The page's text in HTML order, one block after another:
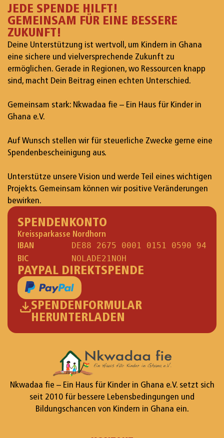
JEDE SPENDE HILFT!
GEMEINSAM FÜR EINE BESSERE
ZUKUNFT!
Deine Unterstützung ist wertvoll, um Kindern in Ghana
eine sichere und vielversprechende Zukunft zu
ermöglichen. Gerade in Regionen, wo Ressourcen knapp
sind, macht Dein Beitrag einen echten Unterschied.
Gemeinsam stark: Nkwadaa fie – Ein Haus für Kinder in
Ghana e.V.
Auf Wunsch stellen wir für steuerliche Zwecke gerne eine
Spendenbescheinigung aus.
Unterstütze unsere Vision und werde Teil eines wichtigen
Projekts. Gemeinsam können wir positive Veränderungen
bewirken.
SPENDENKONTO
Kreissparkasse Nordhorn
IBAN
DE88 2675 0001 0151 0590 94
BIC
NOLADE21NOH
PAYPAL DIREKTSPENDE
SPENDENFORMULAR
HERUNTERLADEN
Nkwadaa fie – Ein Haus für Kinder in Ghana e.V. setzt sich
seit 2010 für bessere Lebensbedingungen und
Bildungschancen von Kindern in Ghana ein.